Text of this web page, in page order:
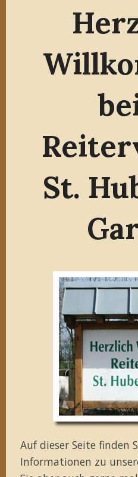
St.
Auf dieser Seite finden
Informationen zu